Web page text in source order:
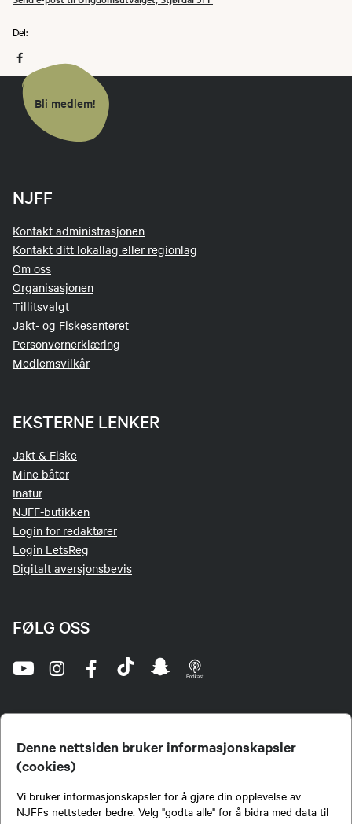
Denne nettsiden bruker informasjonskapsler
(cookies)
Vi bruker informasjonskapsler for å gjøre din opplevelse av
NJFFs nettsteder bedre. Velg "godta alle" for å bidra med data til
Del:
Bli medlem!
NJFF
Kontakt administrasjonen
Kontakt ditt lokallag eller regionlag
Om oss
Organisasjonen
Tillitsvalgt
Jakt- og Fiskesenteret
Personvernerklæring
Medlemsvilkår
EKSTERNE LENKER
Jakt & Fiske
Mine båter
Inatur
NJFF-butikken
Login for redaktører
Login LetsReg
Digitalt aversjonsbevis
FØLG OSS
jegere og sportsfiskere og et av de viktigste miljøene for formidling av kunnskap om jakt og
fiske i Norge. Vi er en partipolitisk nøytral organisasjon, men har et sterkt jakt-, fiske-, og